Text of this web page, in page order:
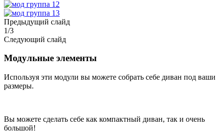
Предыдущий слайд
1/3
Следующий слайд
Модульные элементы
Используя эти модули вы можете собрать себе диван под ваши
размеры.
Вы можете сделать себе как компактный диван, так и очень
большой!